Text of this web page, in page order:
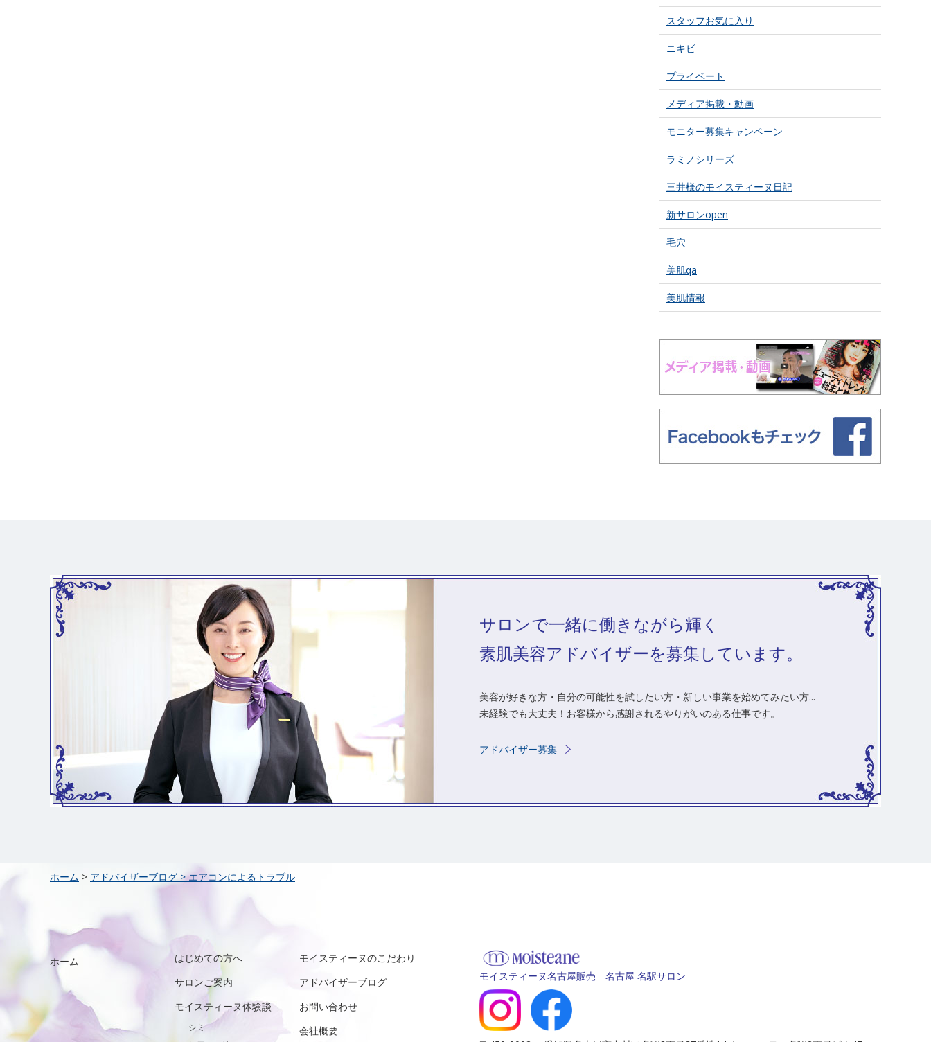
スタッフお気に入り
ニキビ
プライベート
メディア掲載・動画
モニター募集キャンペーン
ラミノシリーズ
三井様のモイスティーヌ日記
新サロンopen
毛穴
美肌qa
美肌情報
サロンで一緒に働きながら輝く
素肌美容アドバイザーを募集しています。
美容が好きな方・自分の可能性を試したい方・新しい事業を始めてみたい方...
未経験でも大丈夫！お客様から感謝されるやりがいのある仕事です。
アドバイザー募集
ホーム > アドバイザーブログ >エアコンによるトラブル
ホーム
はじめての方へ
サロンご案内
モイスティーヌ体験談
シミ
モイスティーヌのこだわり
アドバイザーブログ
お問い合わせ
会社概要
モイスティーヌ名古屋販売 名古屋 名駅サロン